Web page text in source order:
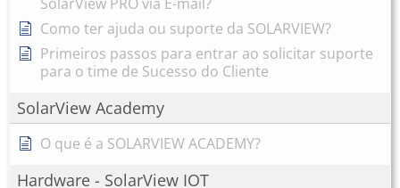
Como ter ajuda ou suporte da SOLARVIEW?
Primeiros passos para entrar ao solicitar suporte
para o time de Sucesso do Cliente
SolarView Academy
O que é a SOLARVIEW ACADEMY?
Hardware - SolarView IOT